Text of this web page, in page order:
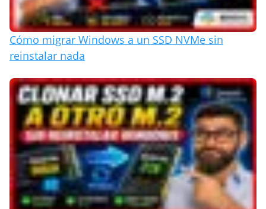
Cómo migrar Windows a un SSD NVMe sin
reinstalar nada